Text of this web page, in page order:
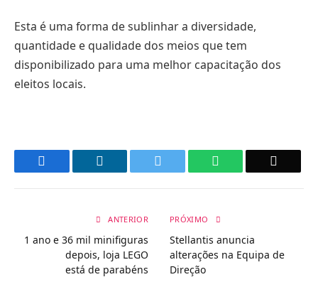
Esta é uma forma de sublinhar a diversidade,
quantidade e qualidade dos meios que tem
disponibilizado para uma melhor capacitação dos
eleitos locais.
WhatsApp
ANTERIOR
1 ano e 36 mil minifiguras
depois, loja LEGO
está de parabéns
PRÓXIMO
Stellantis anuncia
alterações na Equipa de
Direção